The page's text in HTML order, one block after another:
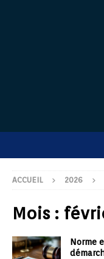
ACCUEIL 2026
Mois :
Norme